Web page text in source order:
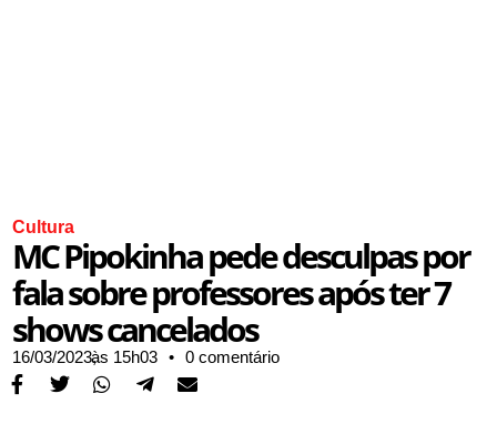
Cultura
MC Pipokinha pede desculpas por
fala sobre professores após ter 7
shows cancelados
16/03/2023,às 15h03 • 0 comentário